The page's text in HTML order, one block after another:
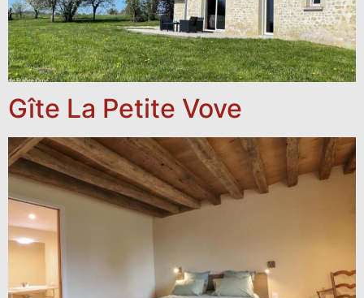
Gîte La Petite Vove